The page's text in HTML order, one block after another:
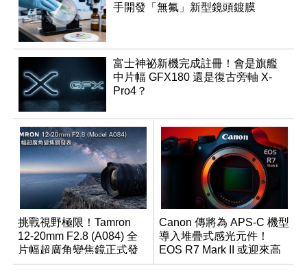
手開發「無氟」新型鏡頭鍍膜
富士神祕新機完成註冊！會是旗艦
中片幅 GFX180 還是復古旁軸 X-
Pro4？
挑戰視野極限！Tamron
12-20mm F2.8 (A084) 全
片幅超廣角變焦鏡正式發
表
Canon 傳將為 APS-C 機型
導入堆疊式感光元件！
EOS R7 Mark II 或迎來高
速讀出升級